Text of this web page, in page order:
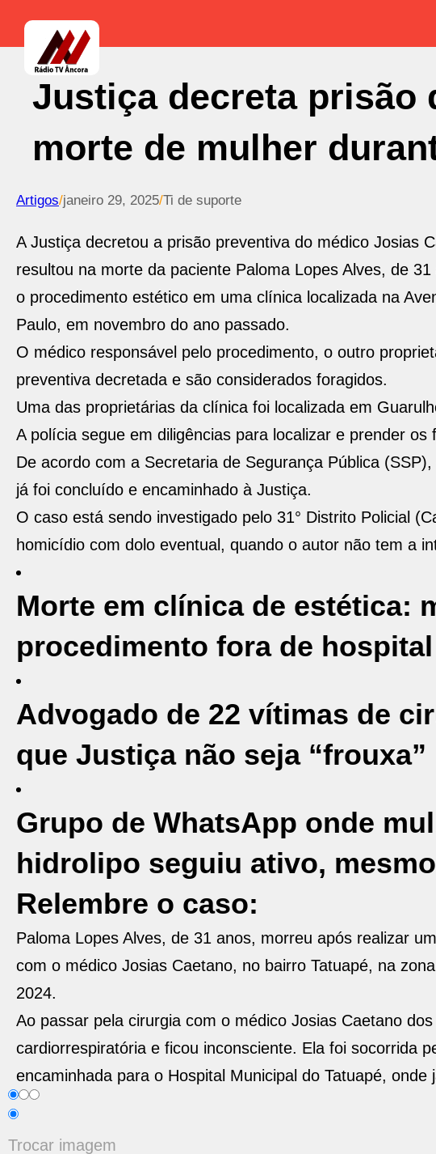
Justiça decreta prisão
morte de mulher
Artigos/janeiro 29, 2025/Ti de suporte
A Justiça decretou a prisão preventiva do médico Josias
resultou na morte da paciente Paloma Lopes Alves, de
o procedimento estético em uma clínica localizada na
Paulo, em novembro do ano passado.
O médico responsável pelo procedimento, o outro
preventiva decretada e são considerados foragidos.
Uma das proprietárias da clínica foi localizada em
A polícia segue em diligências para localizar e prender os
De acordo com a Secretaria de Segurança Pública
já foi concluído e encaminhado à Justiça.
O caso está sendo investigado pelo 31° Distrito Policial
homicídio com dolo eventual, quando o autor não tem a
Morte em clínica de estética:
procedimento fora de hospital
Advogado de 22 vítimas de
que Justiça não seja “frouxa”
Grupo de WhatsApp onde
hidrolipo seguiu ativo,
Relembre o caso:
Paloma Lopes Alves, de 31 anos, morreu após realizar
com o médico Josias Caetano, no bairro Tatuapé, na
2024.
Ao passar pela cirurgia com o médico Josias Caetano
cardiorrespiratória e ficou inconsciente. Ela foi socorrida
encaminhada para o Hospital Municipal do Tatuapé, onde
Trocar imagem